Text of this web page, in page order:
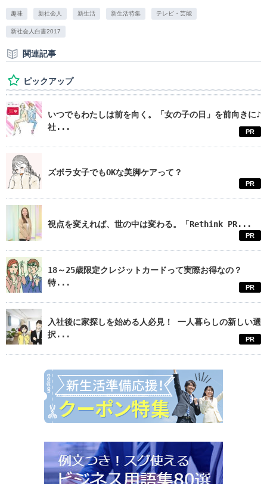
趣味 新社会人 新生活 新生活特集 テレビ・芸能
新社会人白書2017
関連記事
ピックアップ
いつでもわたしは前を向く。「女の子の日」を前向きに♪
社...
PR
ズボラ女子でもOKな美脚ケアって？
PR
視点を変えれば、世の中は変わる。「Rethink PR...
PR
18～25歳限定クレジットカードって実際お得なの？
特...
PR
入社後に家探しを始める人必見！ 一人暮らしの新しい選
択...
PR